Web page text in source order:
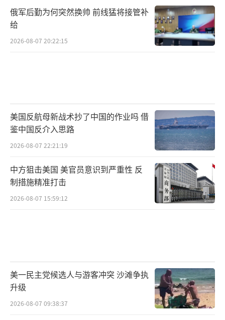
俄军后勤为何突然换帅 前线猛将接管补
给
2026-08-07 20:22:15
美国反航母新战术抄了中国的作业吗 借
鉴中国反介入思路
2026-08-07 22:21:19
中方狙击美国 美官员意识到严重性 反
制措施精准打击
2026-08-07 15:59:12
美一民主党候选人与游客冲突 沙滩争执
升级
2026-08-07 09:38:37